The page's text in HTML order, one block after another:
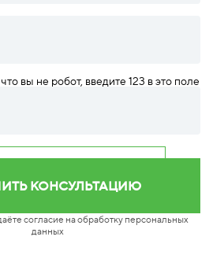
вы не робот, введите 123 в это поле
согласие на обработку персональных
данных